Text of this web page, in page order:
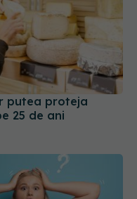
putea proteja
25 de ani